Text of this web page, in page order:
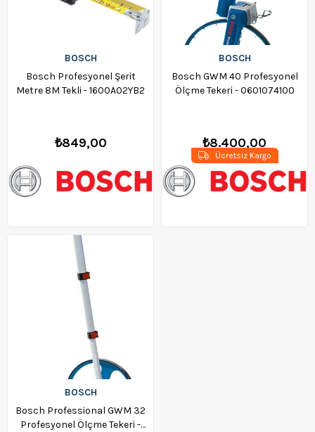
BOSCH
Bosch Profesyonel Şerit
Metre 8M Tekli - 1600A02YB2
₺849,00
BOSCH
Bosch GWM 40 Profesyonel
Ölçme Tekeri - 0601074100
₺8.400,00
Ücretsiz Kargo
BOSCH
Bosch Professional GWM 32
Profesyonel Ölçme Tekeri -